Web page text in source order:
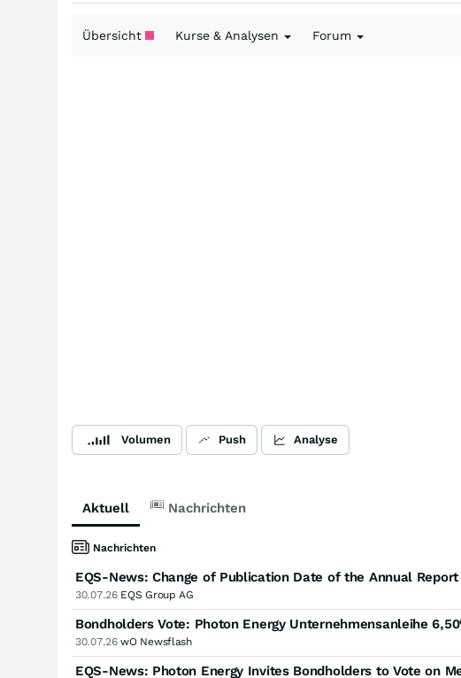
Übersicht Kurse & Analysen Forum
Volumen Push Analyse
Aktuell Nachrichten
Nachrichten
EQS-News: Change of Publication Date of the Annual
30.07.26 EQS Group AG
Bondholders Vote: Photon Energy Unternehmensanleihe
30.07.26 wO Newsflash
EQS-News: Photon Energy Invites Bondholders to Vote on